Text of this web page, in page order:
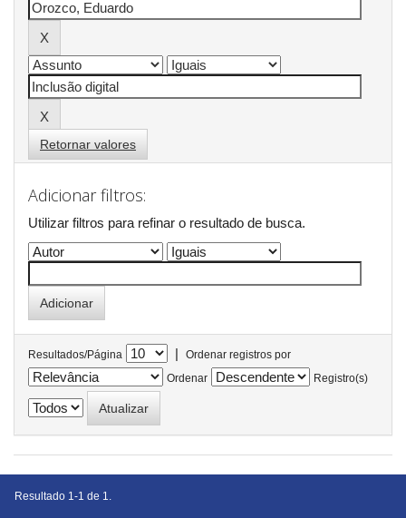
Retornar valores
Adicionar filtros:
Utilizar filtros para refinar o resultado de busca.
Resultados/Página |
Ordenar registros por
Ordenar
Registro(s)
Resultado 1-1 de 1.